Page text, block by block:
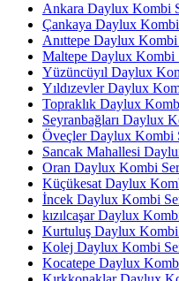
Ankara Daylux Kombi
Çankaya Daylux
Anıttepe Daylux
Maltepe Daylux Kombi
Yüzüncüyıl Daylux
Yıldızevler Daylux
Topraklık Daylux
Seyranbağları Daylux
Öveçler Daylux Kombi
Sancak Mahallesi
Oran Daylux Kombi
Küçükesat Daylux
İncek Daylux Kombi
kızılcaşar Daylux
Kurtuluş Daylux Kombi
Kolej Daylux Kombi
Kocatepe Daylux